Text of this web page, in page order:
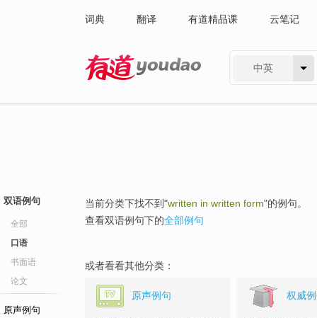
词典 翻译 有道精品课 云笔记
中英
双语例句
全部
口语
书面语
论文
原声例句
当前分类下找不到"written in written form"的例句。
查看双语例句下的全部例句
或者看看其他分类：
原声例句 权威